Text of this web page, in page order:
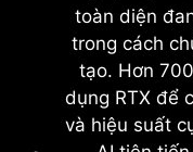
toàn diện
trong cách
tạo. Hơn
dụng RTX để
và hiệu suất